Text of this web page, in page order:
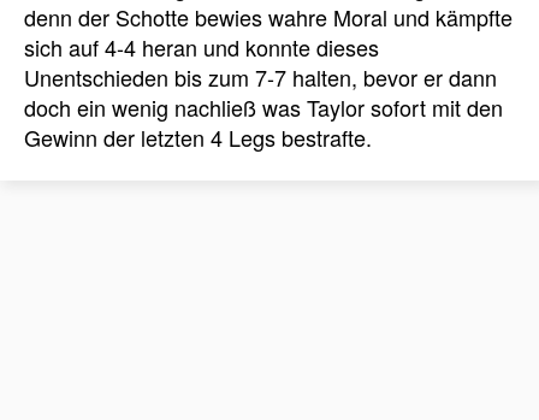
denn der Schotte bewies wahre Moral und kämpfte
sich auf 4-4 heran und konnte dieses
Unentschieden bis zum 7-7 halten, bevor er dann
doch ein wenig nachließ was Taylor sofort mit den
Gewinn der letzten 4 Legs bestrafte.